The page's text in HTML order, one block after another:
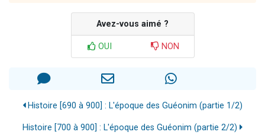
Avez-vous aimé ?
OUI NON
Histoire [690 à 900] : L'époque des Guéonim (partie 1/2)
Histoire [700 à 900] : L'époque des Guéonim (partie 2/2)